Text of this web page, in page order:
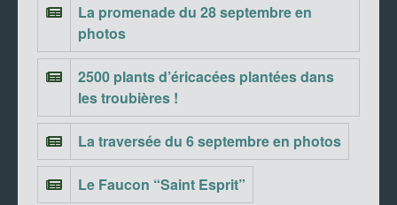
La promenade du 28 septembre en
photos
2500 plants d’éricacées plantées dans
les troubières !
La traversée du 6 septembre en photos
Le Faucon “Saint Esprit”